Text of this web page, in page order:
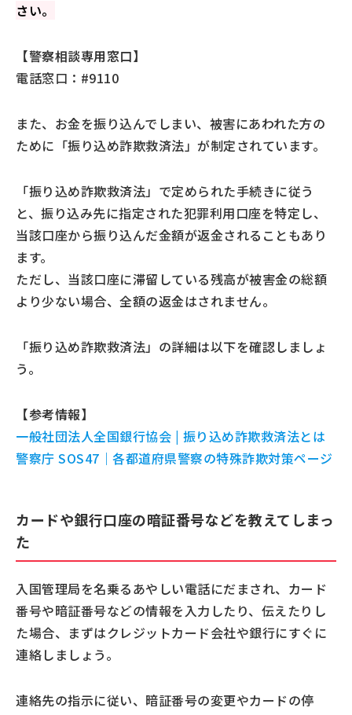
さい。
【警察相談専用窓口】
電話窓口：#9110
また、お金を振り込んでしまい、被害にあわれた方の
ために「振り込め詐欺救済法」が制定されています。
「振り込め詐欺救済法」で定められた手続きに従う
と、振り込み先に指定された犯罪利用口座を特定し、
当該口座から振り込んだ金額が返金されることもあり
ます。
ただし、当該口座に滞留している残高が被害金の総額
より少ない場合、全額の返金はされません。
「振り込め詐欺救済法」の詳細は以下を確認しましょ
う。
【参考情報】
一般社団法人全国銀行協会 | 振り込め詐欺救済法とは
警察庁 SOS47｜各都道府県警察の特殊詐欺対策ページ
カードや銀行口座の暗証番号などを教えてしまっ
た
入国管理局を名乗るあやしい電話にだまされ、カード
番号や暗証番号などの情報を入力したり、伝えたりし
た場合、まずはクレジットカード会社や銀行にすぐに
連絡しましょう。
連絡先の指示に従い、暗証番号の変更やカードの停